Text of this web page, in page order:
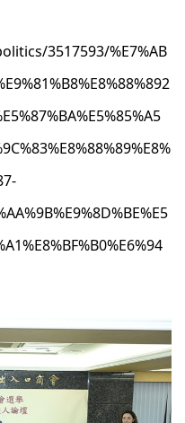
3517593/%E7%AB